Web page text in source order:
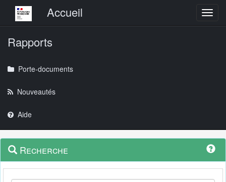
Menu principalAccueil
Rapports
Porte-documents
Nouveautés
Aide
Navigation
outils
Menu
contextuel
Recherche